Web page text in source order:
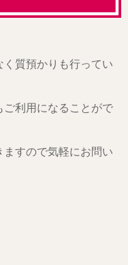
質預かりも行ってい
利用になることがで
すので気軽にお問い